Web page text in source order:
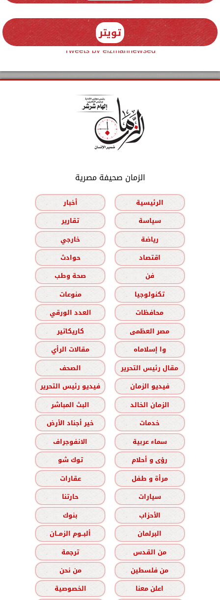
تويتر
Tweets by elzmannewseg
الزمان صحيفة مصرية
الرئيسية
أخبار
سياسة
تقارير
رياضة
خارجي
اقتصاد
حوادث
فن
صحة وطب
تكنولوجيا
منوعات
محافظات
العدد الورقي
مصر العظمى
كاريكاتير
وا إسلاماه
مقالات الرأي
مقال رئيس التحرير
الصحف
فيديو الزمان
فيديو رئيس التحرير
الزمان الخالد
البث المباشر
خدمات
خير أجناد الأرض
سماء عربية
الانفوجراف
رؤى و أحلام
توك شو
مرأة و طفل
عقارات
سيارات
حارتنا
الأحزاب
بنوك
البرلمان
ألبــوم الزمــان
من القدس
ترجمة
من فلسطين
من نحن
اعلن معنا
الخصوصية